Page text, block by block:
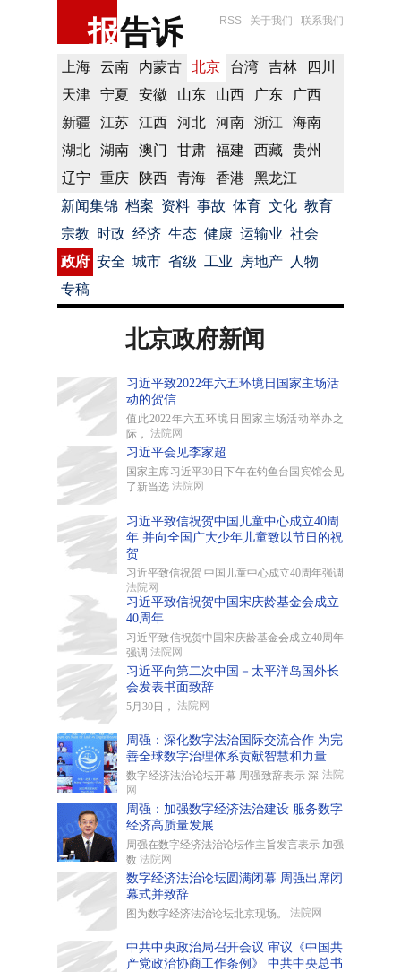
报告诉 RSS 关于我们 联系我们
上海 云南 内蒙古 北京 台湾 吉林
四川
天津
宁夏 安徽 山东 山西 广东
广西
新疆
江苏 江西 河北 河南 浙江
海南
湖北
湖南 澳门 甘肃 福建 西藏
贵州
辽宁
重庆 陕西 青海 香港
黑龙江
新闻集锦 档案 资料 事故 体育 文化 教育
宗教 时政 经济 生态 健康 运输业 社会
政府 安全 城市 省级 工业 房地产
人物
专稿
北京政府新闻
习近平致2022年六五环境日国家主场活
动的贺信
值此2022年六五环境日国家主场活动举办之
际， 法院网
习近平会见李家超
国家主席习近平30日下午在钓鱼台国宾馆会见
了新当选 法院网
习近平致信祝贺中国儿童中心成立40周
年 并向全国广大少年儿童致以节日的祝
贺
习近平致信祝贺 中国儿童中心成立40周年强调
法院网
习近平致信祝贺中国宋庆龄基金会成立
40周年
习近平致信祝贺中国宋庆龄基金会成立40周年
强调 法院网
习近平向第二次中国－太平洋岛国外长
会发表书面致辞
5月30日， 法院网
周强：深化数字法治国际交流合作 为完
善全球数字治理体系贡献智慧和力量
数字经济法治论坛开幕 周强致辞表示 深 法院
网
周强：加强数字经济法治建设 服务数字
经济高质量发展​
周强在数字经济法治论坛作主旨发言表示 加强
数 法院网
数字经济法治论坛圆满闭幕 周强出席闭
幕式并致辞
图为数字经济法治论坛北京现场。 法院网
中共中央政治局召开会议 审议《中国共
产党政治协商工作条例》 中共中央总书